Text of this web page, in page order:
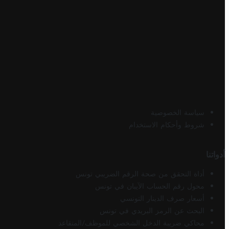
سياسة الخصوصية
شروط وأحكام الاستخدام
أدواتنا
أداة التحقق من صحة الرقم الضريبي تونس
محول رقم الحساب الآيبان في تونس
أسعار صرف الدينار التونسي
البحث عن الرمز البريدي في تونس
محاكي ضريبة الدخل الشخصي للموظف/المتقاعد